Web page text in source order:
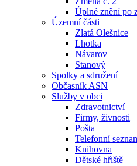
Úplné znění po
Územní části
Zlatá Olešnice
Lhotka
Návarov
Stanový
Spolky a sdružení
Občasník ASN
Služby v obci
Zdravotnictví
Firmy, živnosti
Pošta
Telefonní
Knihovna
Dětské hřiště